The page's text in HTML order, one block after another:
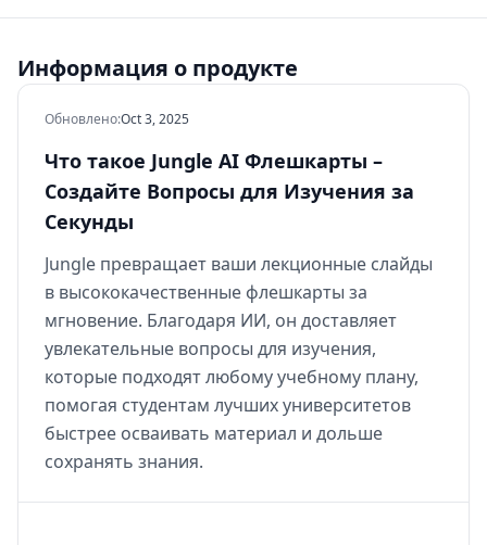
Информация о продукте
Обновлено:Oct 3, 2025
Что такое Jungle AI Флешкарты –
Создайте Вопросы для Изучения за
Секунды
Jungle превращает ваши лекционные слайды
в высококачественные флешкарты за
мгновение. Благодаря ИИ, он доставляет
увлекательные вопросы для изучения,
которые подходят любому учебному плану,
помогая студентам лучших университетов
быстрее осваивать материал и дольше
сохранять знания.